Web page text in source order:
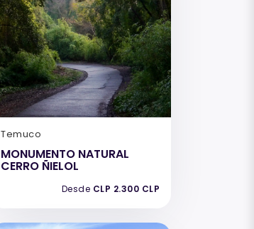
Temuco
MONUMENTO NATURAL
CERRO ÑIELOL
Desde CLP 2.300 CLP